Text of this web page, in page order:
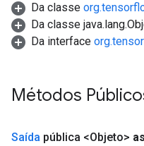
Da classe
Da classe
Da interface
Métodos
Saída pública <Objeto> as